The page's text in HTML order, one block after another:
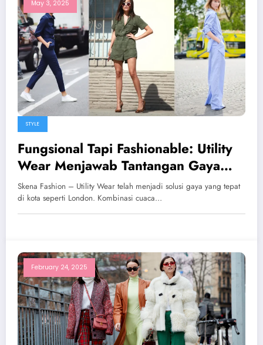
May 3, 2025
STYLE
Fungsional Tapi Fashionable: Utility
Wear Menjawab Tantangan Gaya
London
Skena Fashion – Utility Wear telah menjadi solusi gaya yang tepat
di kota seperti London. Kombinasi cuaca…
February 24, 2025